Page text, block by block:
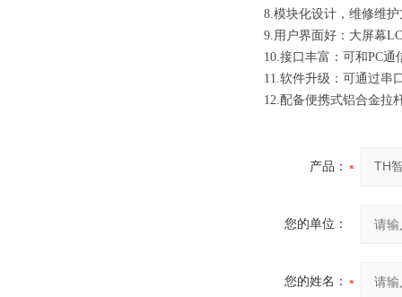
8.模块化设计，维修维护
9.用户界面好：大屏幕
10.接口丰富：可和PC通
11.软件升级：可通过串
12.配备便携式铝合金拉
产品：
您的单位：
您的姓名：